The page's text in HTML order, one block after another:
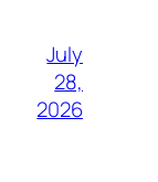
July
28,
2026